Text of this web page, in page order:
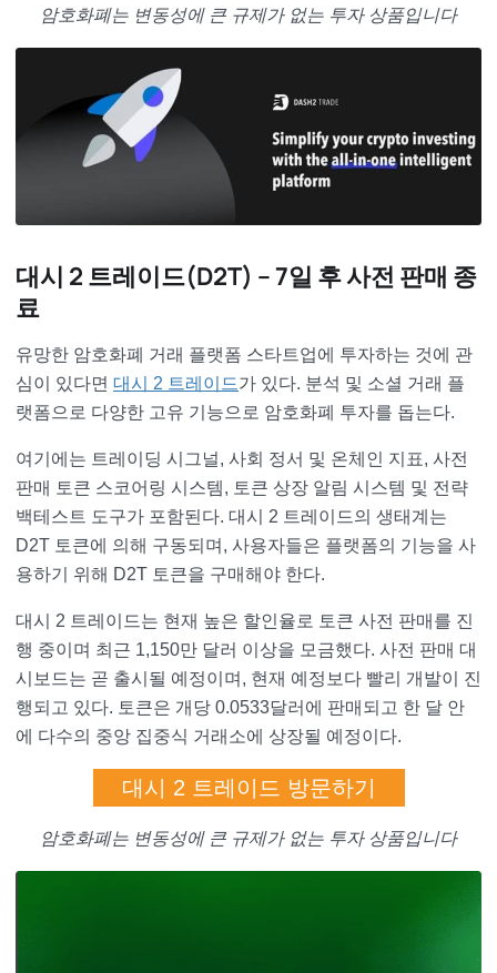
암호화폐는 변동성에 큰 규제가 없는 투자 상품입니다
대시 2 트레이드(D2T) – 7일 후 사전 판매 종
료
유망한 암호화폐 거래 플랫폼 스타트업에 투자하는 것에 관
심이 있다면 대시 2 트레이드가 있다. 분석 및 소셜 거래 플
랫폼으로 다양한 고유 기능으로 암호화폐 투자를 돕는다.
여기에는 트레이딩 시그널, 사회 정서 및 온체인 지표, 사전
판매 토큰 스코어링 시스템, 토큰 상장 알림 시스템 및 전략
백테스트 도구가 포함된다. 대시 2 트레이드의 생태계는
D2T 토큰에 의해 구동되며, 사용자들은 플랫폼의 기능을 사
용하기 위해 D2T 토큰을 구매해야 한다.
대시 2 트레이드는 현재 높은 할인율로 토큰 사전 판매를 진
행 중이며 최근 1,150만 달러 이상을 모금했다. 사전 판매 대
시보드는 곧 출시될 예정이며, 현재 예정보다 빨리 개발이 진
행되고 있다. 토큰은 개당 0.0533달러에 판매되고 한 달 안
에 다수의 중앙 집중식 거래소에 상장될 예정이다.
대시 2 트레이드 방문하기
암호화폐는 변동성에 큰 규제가 없는 투자 상품입니다